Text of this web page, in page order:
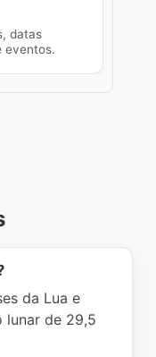
datas
eventos.
da Lua e
lunar de 29,5